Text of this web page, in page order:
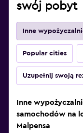
swój pobyt
Inne
Popular cities
Uzupełnij swoją
Inne
samochodów na
Malpensa